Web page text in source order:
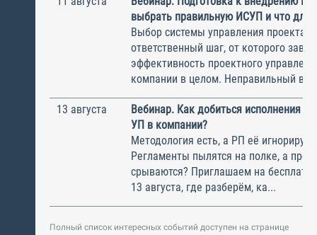
выбрать правильную ИСУП и что для
Выбор системы управления
ответственный шаг, от которого
эффективность проектного
компании в целом. Неправильный
13 августа
Вебинар. Как добиться исполнения
УП в компании?
Методология есть, а РП её
Регламенты пылятся на полке, а
срываются? Приглашаем на
13 августа, где разберём, ка...
Полный список интересных событий доступен на странице